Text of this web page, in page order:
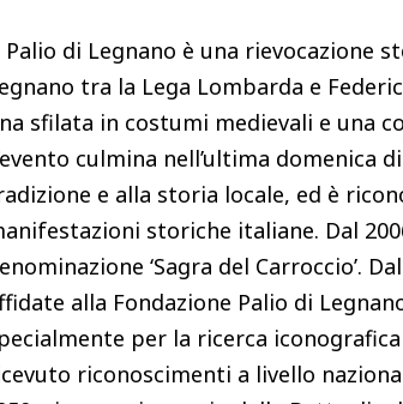
di Legnano è una rievocazione
tra la Lega Lombarda e
sfilata in costumi medievali e una
culmina nell’ultima domenica
e alla storia locale, ed è
storiche italiane. Dal
‘Sagra del Carroccio’.
alla Fondazione Palio di
per la ricerca
riconoscimenti a livello